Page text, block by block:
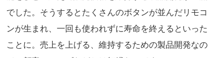
でした。そうするとたくさんのボタンが並んだリモコ
ンが生まれ、一回も使われずに寿命を終えるといった
ことに。売上を上げる、維持するための製品開発なの